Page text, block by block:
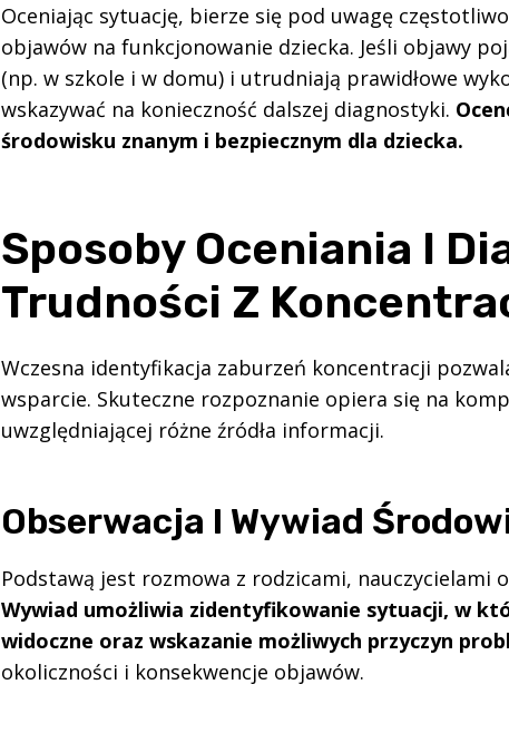
Oceniając sytuację, bierze się pod uwagę
objawów na funkcjonowanie dziecka. Jeśli objawy
(np. w szkole i w domu) i utrudniają prawidłowe
wskazywać na konieczność dalszej diagnostyki.
środowisku znanym i bezpiecznym dla dziecka.
Sposoby Oceniania I
Trudności Z
Wczesna identyfikacja zaburzeń koncentracji
wsparcie. Skuteczne rozpoznanie opiera się na
uwzględniającej różne źródła informacji.
Obserwacja I Wywiad
Podstawą jest rozmowa z rodzicami, nauczycielami
Wywiad umożliwia zidentyfikowanie sytuacji, w
widoczne oraz wskazanie możliwych przyczyn
okoliczności i konsekwencje objawów.